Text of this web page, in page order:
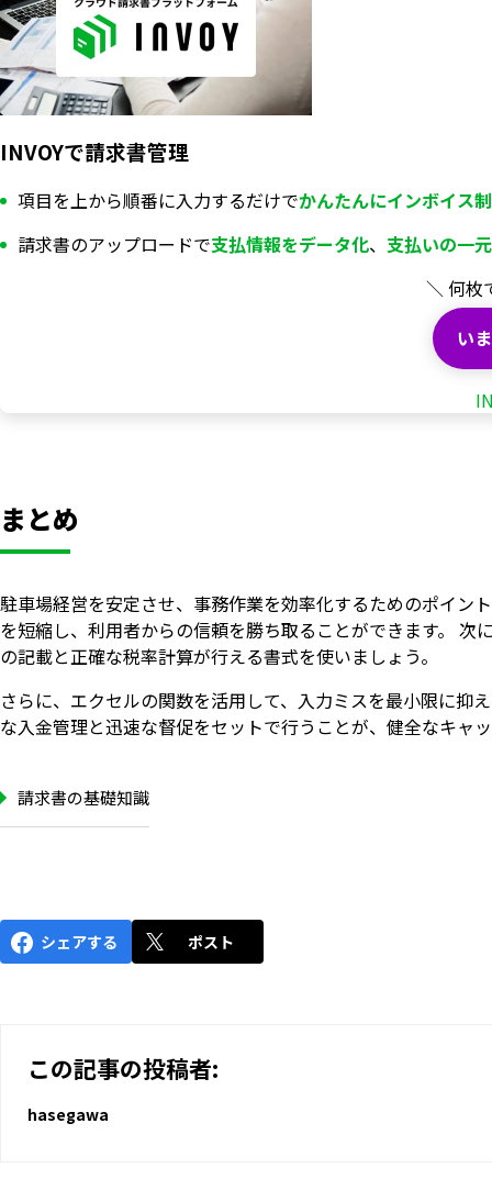
INVOYで請求書管理
項目を上から順番に入力するだけでかんたんにインボイス
請求書のアップロードで支払情報をデータ化、 支払いの一
＼ 何枚
い
まとめ
駐車場経営を安定させ、事務作業を効率化するためのポイン
を短縮し、利用者からの信頼を勝ち取ることができます。
の記載と正確な税率計算が行える書式を使いましょう。
さらに、エクセルの関数を活用して、入力ミスを最小限に抑
な入金管理と迅速な督促をセットで行うことが、健全なキャ
請求書の基礎知識
シェアする ポスト
この記事の投稿者:
hasegawa